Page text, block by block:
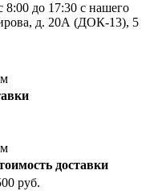
8:00 до 17:30 с нашего
д. 20А (ДОК-13), 5
доставки
руб.